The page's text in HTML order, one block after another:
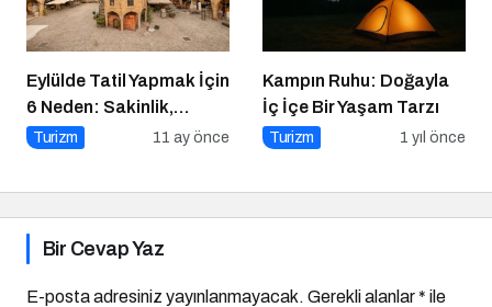
Eylülde Tatil Yapmak İçin
6 Neden: Sakinlik,
Ekonomi ve Keyif Bir
Turizm 11 ay önce
Kampın Ruhu: Doğayla
İç İçe Bir Yaşam Tarzı
Turizm 1 yıl önce
Bir Cevap Yaz
E-posta adresiniz yayınlanmayacak. Gerekli alanlar* ile